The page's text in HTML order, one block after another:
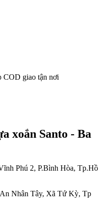
COD giao tận nơi
xoắn Santo - Ba
Phú 2, P.Bình Hòa, Tp.Hồ
Nhân Tây, Xã Tứ Kỳ, Tp